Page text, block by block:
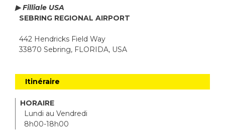
▶ Filliale USA
SEBRING REGIONAL AIRPORT
442 Hendricks Field Way
33870 Sebring, FLORIDA, USA
Itinéraire
HORAIRE
Lundi au Vendredi
8h00-18h00